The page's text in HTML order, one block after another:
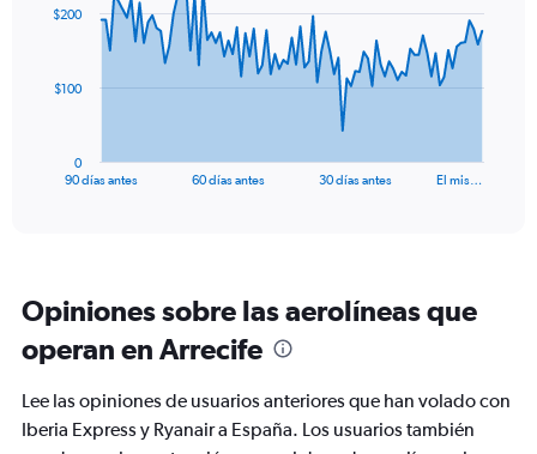
data
The
categories.
chart
1
Y
90 días antes 60 días antes 30 días antes El mis…
0
$100
$200
Opiniones sobre las aerolíneas que
operan en Arrecife
Lee las opiniones de usuarios anteriores que han volado con
Iberia Express y Ryanair a España. Los usuarios también